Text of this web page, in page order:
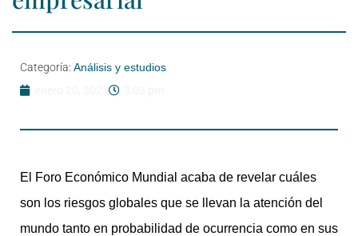
Categoría: Análisis y estudios
El Foro Económico Mundial acaba de revelar cuáles
son los riesgos globales que se llevan la atención del
mundo tanto en probabilidad de ocurrencia como en sus